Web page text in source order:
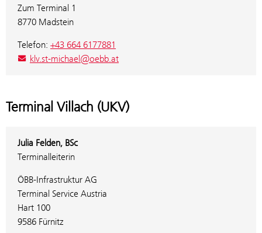
Zum Terminal 1
8770 Madstein
Telefon: +43 664 6177881
klv.st-michael@oebb.at
Terminal Villach (UKV)
Julia Felden, BSc
Terminalleiterin
ÖBB-Infrastruktur AG
Terminal Service Austria
Hart 100
9586 Fürnitz